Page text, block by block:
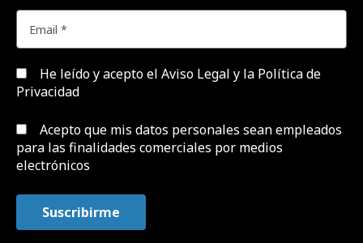
He leído y acepto el Aviso Legal y la Política de
Privacidad
Acepto que mis datos personales sean empleados
para las finalidades comerciales por medios
electrónicos